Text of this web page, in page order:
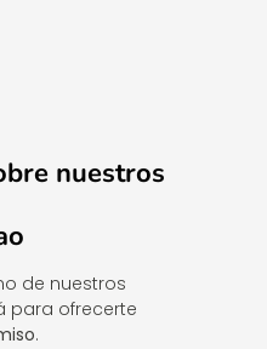
nuestros
de nuestros
para ofrecerte
.